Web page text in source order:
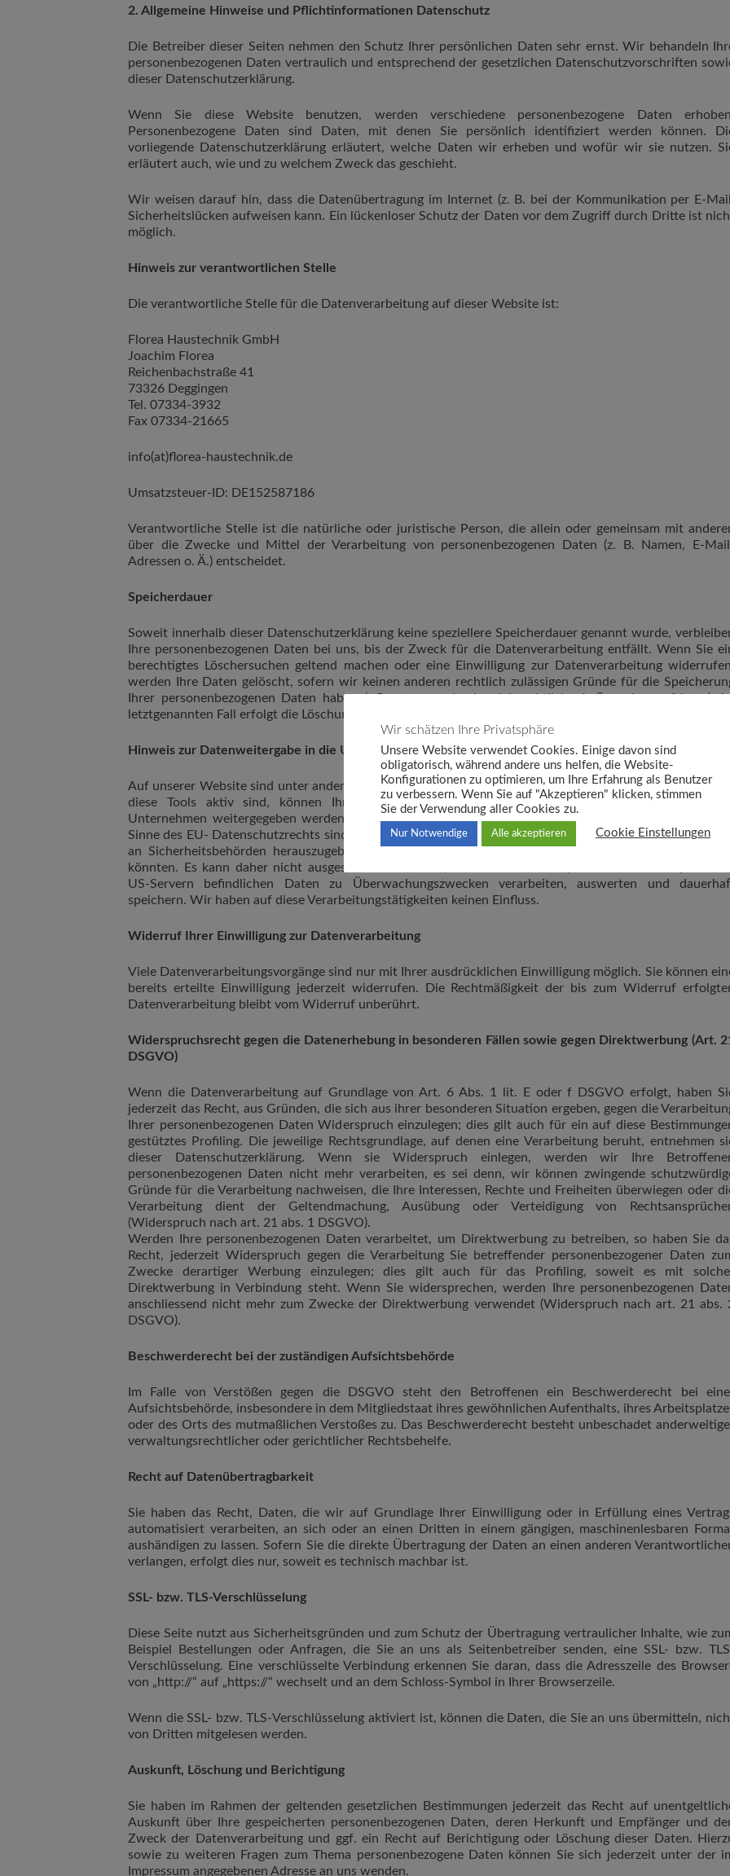
2. Allgemeine Hinweise und Pflichtinformationen Datenschutz
Die Betreiber dieser Seiten nehmen den Schutz Ihrer persönlichen Daten sehr ernst. Wir behandeln
personenbezogenen Daten vertraulich und entsprechend der gesetzlichen Datenschutzvorschriften
dieser Datenschutzerklärung.
Wenn Sie diese Website benutzen, werden verschiedene personenbezogene Daten
Personenbezogene Daten sind Daten, mit denen Sie persönlich identifiziert werden können.
vorliegende Datenschutzerklärung erläutert, welche Daten wir erheben und wofür wir sie nutzen.
erläutert auch, wie und zu welchem Zweck das geschieht.
Wir weisen darauf hin, dass die Datenübertragung im Internet (z. B. bei der Kommunikation per E-
Sicherheitslücken aufweisen kann. Ein lückenloser Schutz der Daten vor dem Zugriff durch Dritte ist
möglich.
Hinweis zur verantwortlichen Stelle
Die verantwortliche Stelle für die Datenverarbeitung auf dieser Website ist:
Florea Haustechnik GmbH
Joachim Florea
Reichenbachstraße 41
73326 Deggingen
Tel. 07334-3932
Fax 07334-21665
info(at)florea-haustechnik.de
Umsatzsteuer-ID: DE152587186
Verantwortliche Stelle ist die natürliche oder juristische Person, die allein oder gemeinsam mit
über die Zwecke und Mittel der Verarbeitung von personenbezogenen Daten (z. B. Namen, E-
Adressen o. Ä.) entscheidet.
Speicherdauer
Soweit innerhalb dieser Datenschutzerklärung keine speziellere Speicherdauer genannt wurde,
Ihre personenbezogenen Daten bei uns, bis der Zweck für die Datenverarbeitung entfällt. Wenn Sie
berechtigtes Löschersuchen geltend machen oder eine Einwilligung zur Datenverarbeitung
werden Ihre Daten gelöscht, sofern wir keinen anderen rechtlich zulässigen Gründe für die
Ihrer personenbezogenen Daten haben (z.B. steuer- oder handelsrechtliche Aufbewahrungsfristen);
letztgenannten Fall erfolgt die Löschung nach Fortfall dieser Gründe.
Hinweis zur Datenweitergabe in die USA
Auf unserer Website sind unter anderem Tools von Unternehmen mit Sitz in den USA eingebunden. Wenn
diese Tools aktiv sind, können Ihre personenbezogenen Daten an die US-Server der jeweiligen
Unternehmen weitergegeben werden. Wir weisen darauf hin, dass die USA kein sicherer Drittstaat im
Sinne des EU- Datenschutzrechts sind. US-Unternehmen sind dazu verpflichtet, personenbezogene Daten
an Sicherheitsbehörden herauszugeben, ohne dass Sie als Betroffener hiergegen gerichtlich vorgehen
könnten. Es kann daher nicht ausgeschlossen werden, dass US-Behörden (z.B. Geheimdienste) Ihre auf
US-Servern befindlichen Daten zu Überwachungszwecken verarbeiten, auswerten und
speichern. Wir haben auf diese Verarbeitungstätigkeiten keinen Einfluss.
Widerruf Ihrer Einwilligung zur Datenverarbeitung
Viele Datenverarbeitungsvorgänge sind nur mit Ihrer ausdrücklichen Einwilligung möglich. Sie können
bereits erteilte Einwilligung jederzeit widerrufen. Die Rechtmäßigkeit der bis zum Widerruf
Datenverarbeitung bleibt vom Widerruf unberührt.
Widerspruchsrecht gegen die Datenerhebung in besonderen Fällen sowie gegen Direktwerbung (Art.
DSGVO)
Wenn die Datenverarbeitung auf Grundlage von Art. 6 Abs. 1 lit. E oder f DSGVO erfolgt, haben
jederzeit das Recht, aus Gründen, die sich aus ihrer besonderen Situation ergeben, gegen die
Ihrer personenbezogenen Daten Widerspruch einzulegen; dies gilt auch für ein auf diese
gestütztes Profiling. Die jeweilige Rechtsgrundlage, auf denen eine Verarbeitung beruht, entnehmen
dieser Datenschutzerklärung. Wenn sie Widerspruch einlegen, werden wir Ihre
personenbezogenen Daten nicht mehr verarbeiten, es sei denn, wir können zwingende
Gründe für die Verarbeitung nachweisen, die Ihre Interessen, Rechte und Freiheiten überwiegen oder
Verarbeitung dient der Geltendmachung, Ausübung oder Verteidigung von
(Widerspruch nach art. 21 abs. 1 DSGVO).
Werden Ihre personenbezogenen Daten verarbeitet, um Direktwerbung zu betreiben, so haben Sie
Recht, jederzeit Widerspruch gegen die Verarbeitung Sie betreffender personenbezogener Daten
Zwecke derartiger Werbung einzulegen; dies gilt auch für das Profiling, soweit es mit
Direktwerbung in Verbindung steht. Wenn Sie widersprechen, werden Ihre personenbezogenen
anschliessend nicht mehr zum Zwecke der Direktwerbung verwendet (Widerspruch nach art. 21 abs.
DSGVO).
Beschwerderecht bei der zuständigen Aufsichtsbehörde
Im Falle von Verstößen gegen die DSGVO steht den Betroffenen ein Beschwerderecht bei
Aufsichtsbehörde, insbesondere in dem Mitgliedstaat ihres gewöhnlichen Aufenthalts, ihres
oder des Orts des mutmaßlichen Verstoßes zu. Das Beschwerderecht besteht unbeschadet
verwaltungsrechtlicher oder gerichtlicher Rechtsbehelfe.
Recht auf Datenübertragbarkeit
Sie haben das Recht, Daten, die wir auf Grundlage Ihrer Einwilligung oder in Erfüllung eines
automatisiert verarbeiten, an sich oder an einen Dritten in einem gängigen, maschinenlesbaren
aushändigen zu lassen. Sofern Sie die direkte Übertragung der Daten an einen anderen
verlangen, erfolgt dies nur, soweit es technisch machbar ist.
SSL- bzw. TLS-Verschlüsselung
Diese Seite nutzt aus Sicherheitsgründen und zum Schutz der Übertragung vertraulicher Inhalte, wie
Beispiel Bestellungen oder Anfragen, die Sie an uns als Seitenbetreiber senden, eine SSL- bzw.
Verschlüsselung. Eine verschlüsselte Verbindung erkennen Sie daran, dass die Adresszeile des
von „http://“ auf „https://“ wechselt und an dem Schloss-Symbol in Ihrer Browserzeile.
Wenn die SSL- bzw. TLS-Verschlüsselung aktiviert ist, können die Daten, die Sie an uns übermitteln,
von Dritten mitgelesen werden.
Auskunft, Löschung und Berichtigung
Sie haben im Rahmen der geltenden gesetzlichen Bestimmungen jederzeit das Recht auf
Auskunft über Ihre gespeicherten personenbezogenen Daten, deren Herkunft und Empfänger und
Zweck der Datenverarbeitung und ggf. ein Recht auf Berichtigung oder Löschung dieser Daten.
sowie zu weiteren Fragen zum Thema personenbezogene Daten können Sie sich jederzeit unter der
Impressum angegebenen Adresse an uns wenden.
Wir schätzen Ihre Privatsphäre
Unsere Website verwendet Cookies. Einige davon sind
obligatorisch, während andere uns helfen, die Website-
Konfigurationen zu optimieren, um Ihre Erfahrung als Benutzer
zu verbessern. Wenn Sie auf "Akzeptieren" klicken, stimmen
Sie der Verwendung aller Cookies zu.
Nur Notwendige Alle akzeptieren Cookie Einstellungen